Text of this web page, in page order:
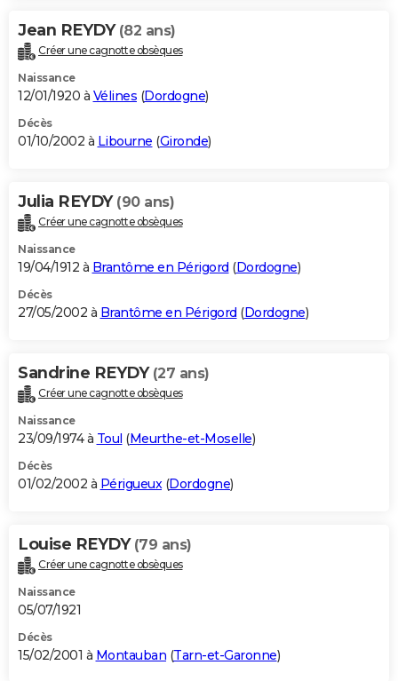
Jean REYDY (82 ans)
Créer une cagnotte obsèques
Naissance
12/01/1920 à Vélines (Dordogne)
Décès
01/10/2002 à Libourne (Gironde)
Julia REYDY (90 ans)
Créer une cagnotte obsèques
Naissance
19/04/1912 à Brantôme en Périgord (Dordogne)
Décès
27/05/2002 à Brantôme en Périgord (Dordogne)
Sandrine REYDY (27 ans)
Créer une cagnotte obsèques
Naissance
23/09/1974 à Toul (Meurthe-et-Moselle)
Décès
01/02/2002 à Périgueux(Dordogne)
Louise REYDY (79 ans)
Créer une cagnotte obsèques
Naissance
05/07/1921
Décès
15/02/2001 à Montauban (Tarn-et-Garonne)